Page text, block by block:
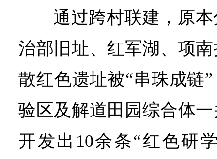
通过跨村联建，原
治部旧址、红军湖、项
散红色遗址被“串珠成链
验区及解道田园综合体
开发出10余条“红色研